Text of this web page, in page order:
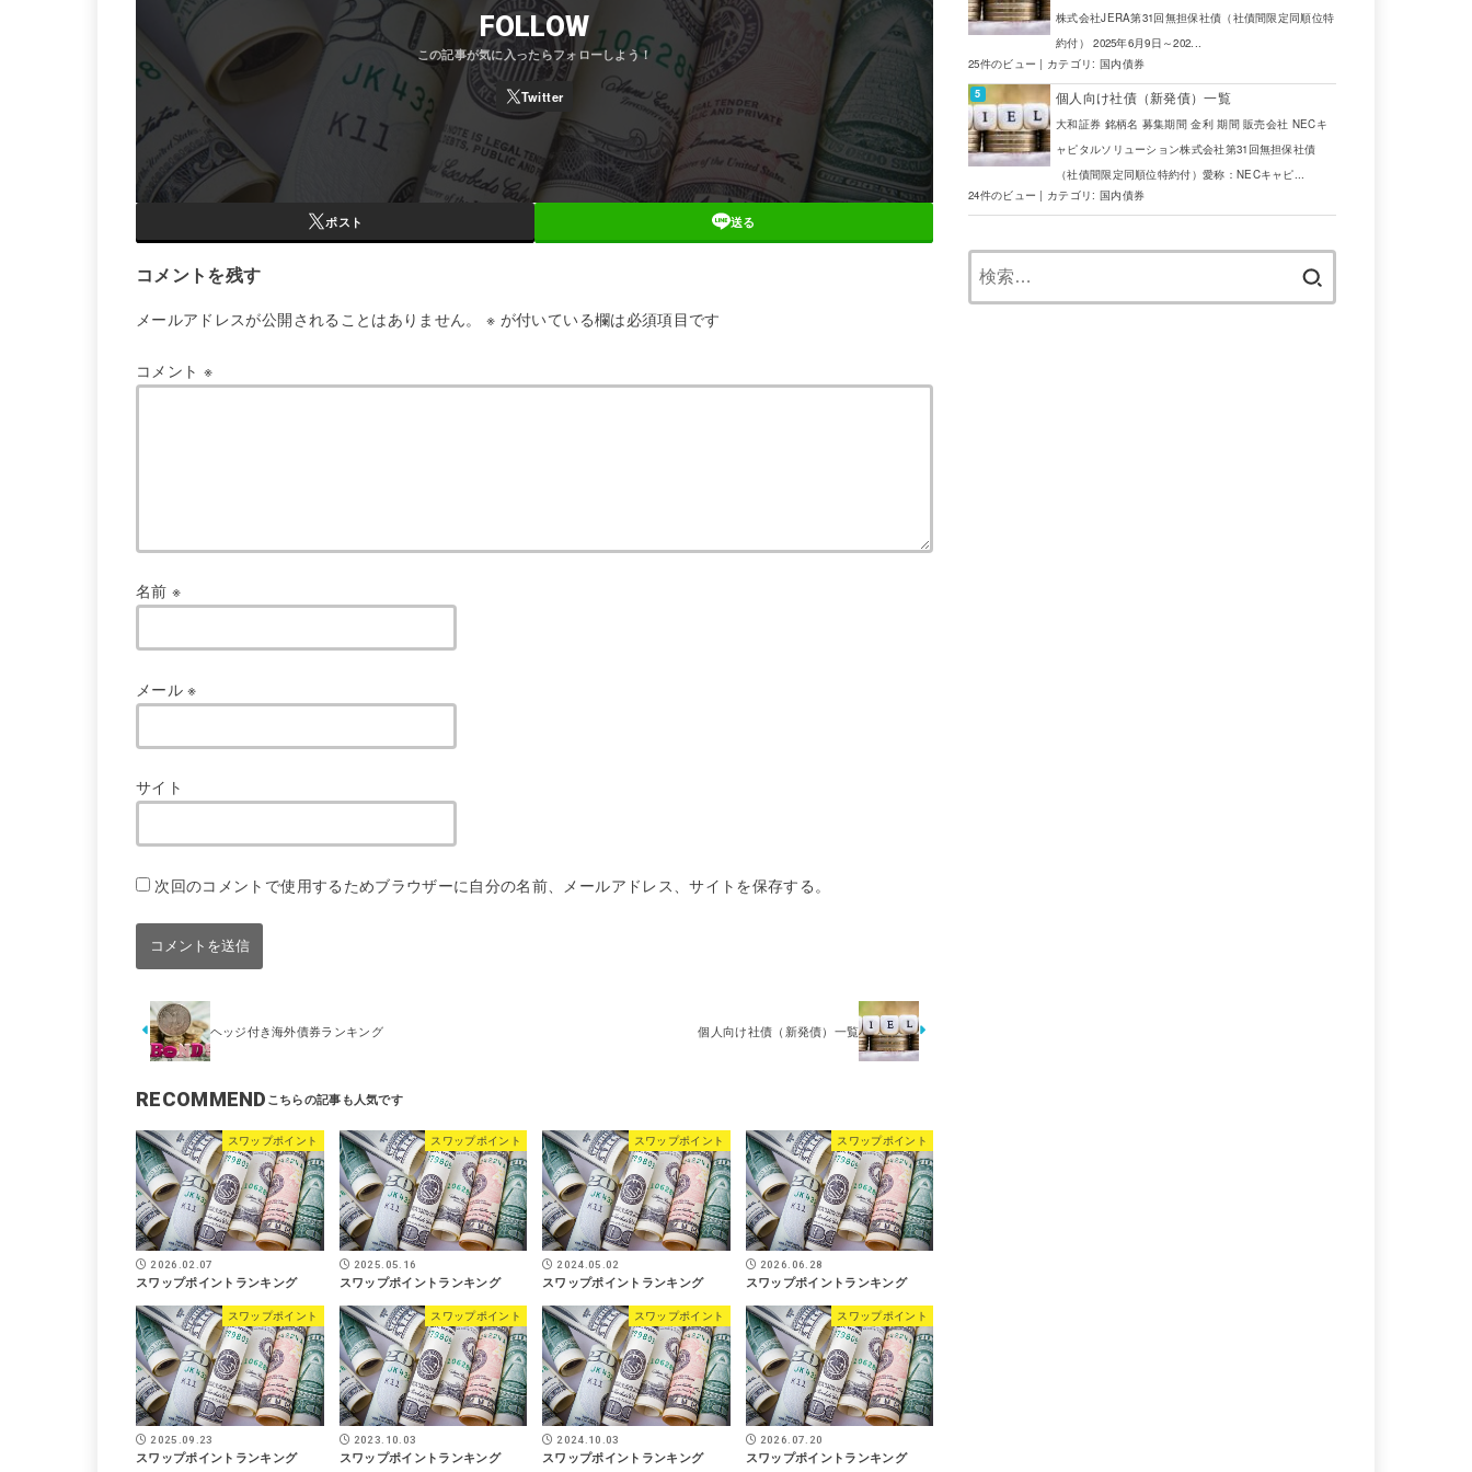
FOLLOW
ポスト 送る
コメントを残す
メールアドレスが公開されることはありません。 ※ が付いている欄は必須項目です
コメント ※
名前※
メール※
サイト
次回のコメントで使用するためブラウザーに自分の名前、メールアドレス、サイトを保存する。
ヘッジ付き海外債券ランキング 個人向け社債（新発債）一覧
RECOMMEND
スワップポイント
2026.02.07
スワップポイントランキング
スワップポイント
2025.05.16
スワップポイントランキング
スワップポイント
2024.05.02
スワップポイントランキング
スワップポイント
2026.06.28
スワップポイントランキング
スワップポイント
2025.09.23
スワップポイントランキング
スワップポイント
2023.10.03
スワップポイントランキング
スワップポイント
2024.10.03
スワップポイントランキング
スワップポイント
2026.07.20
スワップポイントランキング
株式会社JERA第31回無担保社債（社債間限定同順位特
約付） 2025年6月9日～202...
25件のビュー | カテゴリ: 国内債券
個人向け社債（新発債）一覧
大和証券 銘柄名 募集期間 金利 期間 販売会社 NECキ
ャピタルソリューション株式会社第31回無担保社債
（社債間限定同順位特約付）愛称：NECキャピ...
24件のビュー | カテゴリ: 国内債券